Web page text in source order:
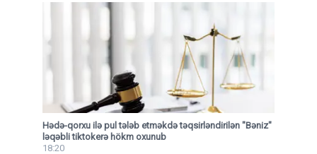
Hədə-qorxu ilə pul tələb etməkdə təqsirləndirilən "Bəniz"
ləqəbli tiktokerə hökm oxunub
18:20